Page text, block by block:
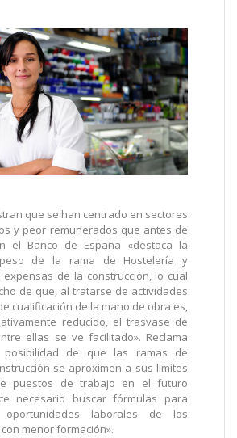
que se han centrado en sectores
y peor remunerados que antes de
el Banco de España «destaca la
de la rama de Hostelería y
expensas de la construcción, lo cual
de que, al tratarse de actividades
cualificación de la mano de obra es,
reducido, el trasvase de
ellas se ve facilitado». Reclama
de que las ramas de
se aproximen a sus límites
puestos de trabajo en el futuro
necesario buscar fórmulas para
laborales de los
menor formación».